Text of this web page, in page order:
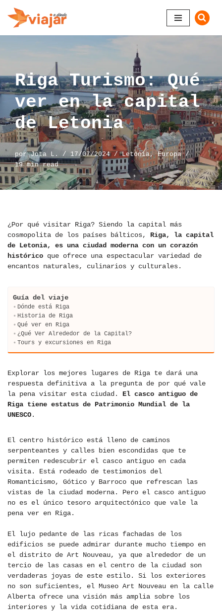
Saltar
al
Riga Turismo: Qué
ver en la capital
de Letonia
porJota L. 17/07/2024 Letonia,Europa
19 min read
¿Por qué visitar Riga? Siendo la capital más
cosmopolita de los países bálticos, Riga, la capital
de Letonia, es una ciudad moderna con un corazón
histórico que ofrece una espectacular variedad de
encantos naturales, culinarios y culturales.
Guía del viaje
Dónde está Riga
Historia de Riga
Qué ver en Riga
¿Qué Ver Alrededor de la Capital?
Tours y excursiones en Riga
Explorar los mejores lugares de Riga te dará una
respuesta definitiva a la pregunta de por qué vale
la pena visitar esta ciudad. El casco antiguo de
Riga tiene estatus de Patrimonio Mundial de la
UNESCO.
El centro histórico está lleno de caminos
serpenteantes y calles bien escondidas que te
permiten redescubrir el casco antiguo en cada
visita. Está rodeado de testimonios del
Romanticismo, Gótico y Barroco que refrescan las
vistas de la ciudad moderna. Pero el casco antiguo
no es el único tesoro arquitectónico que vale la
pena ver en Riga.
El lujo pedante de las ricas fachadas de los
edificios se puede admirar durante mucho tiempo en
el distrito de Art Nouveau, ya que alrededor de un
tercio de las casas en el centro de la ciudad son
verdaderas joyas de este estilo. Si los exteriores
no son suficientes, el Museo Art Nouveau en la calle
Alberta ofrece una visión más amplia sobre los
interiores y la vida cotidiana de esta era.